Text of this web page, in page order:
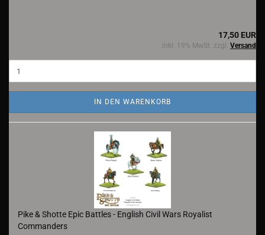
17,50 EUR
inkl. 19% MwSt. zzgl. Versand
IN DEN WARENKORB
Pike & Shotte Epic Battles - English Civil Wars Royalist
Commanders